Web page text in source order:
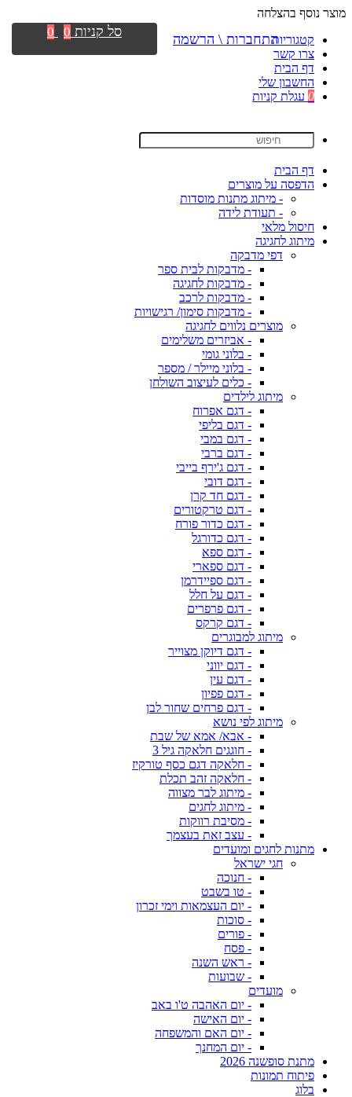
מוצר נוסף בהצלחה
קטגוריות
צרו קשר
דף הבית
החשבון שלי
0 עגלת קניות
דף הבית
הדפסה על מוצרים
- מיתוג מתנות מוסדות
- תעודת לידה
חיסול מלאי
מיתוג לחגיגה
דפי מדבקה
- מדבקות לבית ספר
- מדבקות לחגיגה
- מדבקות לרכב
- מדבקות סימון/ רגישויות
מוצרים נלווים לחגיגה
- אביזרים משלימים
- בלוני גומי
- בלוני מיילר / מספר
- כלים לעיצוב השולחן
מיתוג לילדים
- דגם אפרוח
- דגם בליפי
- דגם במבי
- דגם ברבי
- דגם ג'ירף בייבי
- דגם דובי
- דגם חד קרן
- דגם טרקטורים
- דגם כדור פורח
- דגם כדורגל
- דגם ספא
- דגם ספארי
- דגם ספיידרמן
- דגם על חלל
- דגם פרפרים
- דגם קרקס
מיתוג למבוגרים
- דגם דיוקן מצוייר
- דגם יווני
- דגם עין
- דגם פפיון
- דגם פרחים שחור לבן
מיתוג לפי נושא
- אבא/ אמא של שבת
- חוגגים חלאקה גיל 3
- חלאקה דגם כסף טורקיז
- חלאקה זהב תכלת
- מיתוג לבר מצווה
- מיתוג לחגים
- מסיבת רווקות
- עצב זאת בעצמך
מתנות לחגים ומועדים
חגי ישראל
- חנוכה
- טו בשבט
- יום העצמאות וימי זכרון
- סוכות
- פורים
- פסח
- ראש השנה
- שבועות
מועדים
- יום האהבה ט'ו באב
- יום האישה
- יום האם והמשפחה
- יום המחנך
מתנת סופשנה 2026
פיתוח תמונות
בלוג
התחברות \ הרשמה סל קניות 0
0